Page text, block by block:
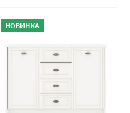
НОВИНКА